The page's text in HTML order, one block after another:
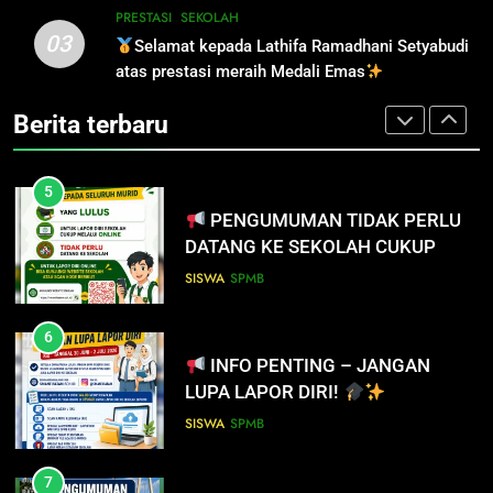
5
PENGUMUMAN TIDAK PERLU
DATANG KE SEKOLAH CUKUP
LUPA LAPOR DIRI!
SISWA SPMB
7
PENDAFTAR SPMB 2026 KEPRI
PRESTASI SISWA
8
03
PRESTASI SEKOLAH
Selamat kepada Lathifa Ramadhani Setyabudi
atas prestasi meraih Medali Emas
Berita terbaru
4
PERHATIAN SISWA/I SMA
5
PENGUMUMAN TIDAK PERLU
DATANG KE SEKOLAH CUKUP
MELALUI ONLINE
SISWA SPMB
6
INFO PENTING – JANGAN
LUPA LAPOR DIRI!
SISWA SPMB
7